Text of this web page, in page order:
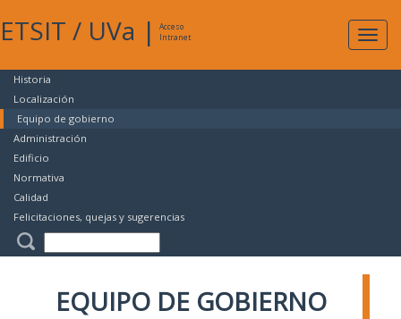
ETSIT / UVa |
Acceso
Intranet
Historia
Localización
Equipo de gobierno
Administración
Edificio
Normativa
Calidad
Felicitaciones, quejas y sugerencias
EQUIPO DE GOBIERNO